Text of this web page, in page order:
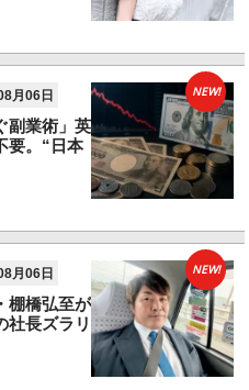
月06日
副業術」英
要。“日本
NEW!
月06日
棚橋弘至が
社長ズラリ
NEW!